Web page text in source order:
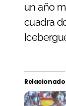
un año
cuadra
Relacionado